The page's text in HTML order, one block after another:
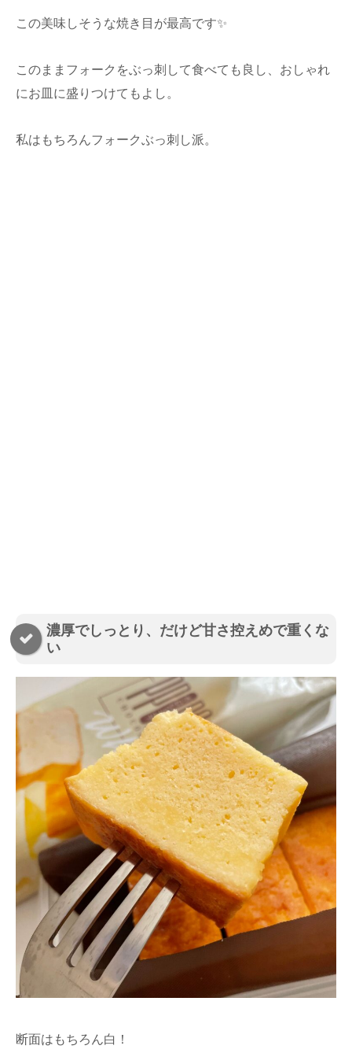
この美味しそうな焼き目が最高です✨
このままフォークをぶっ刺して食べても良し、おしゃれ
にお皿に盛りつけてもよし。
私はもちろんフォークぶっ刺し派。
濃厚でしっとり、だけど甘さ控えめで重くな
い
断面はもちろん白！